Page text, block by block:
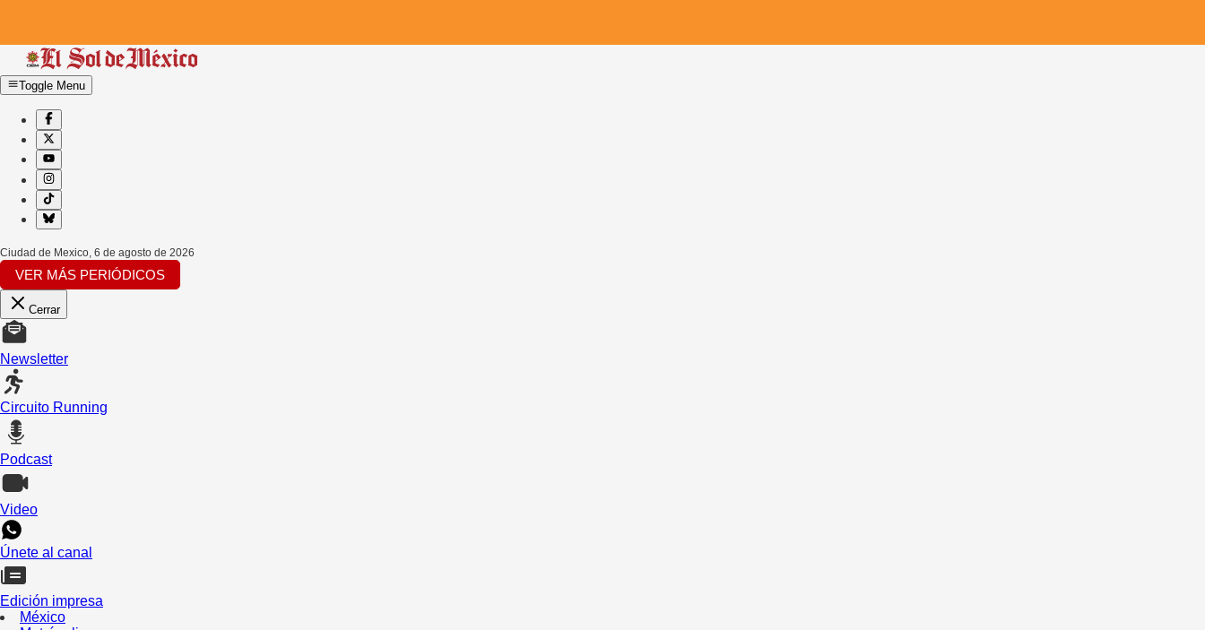
Toggle Menu
Ciudad de Mexico, 6 de agosto de 2026
VER MÁS PERIÓDICOS
Cerrar
Newsletter
Circuito Running
Podcast
Video
Únete al canal
Edición impresa
México